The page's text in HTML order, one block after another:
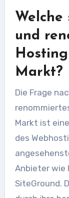
und
Markt?
Die Frage
Markt ist
des
Anbieter wie
SiteGround.